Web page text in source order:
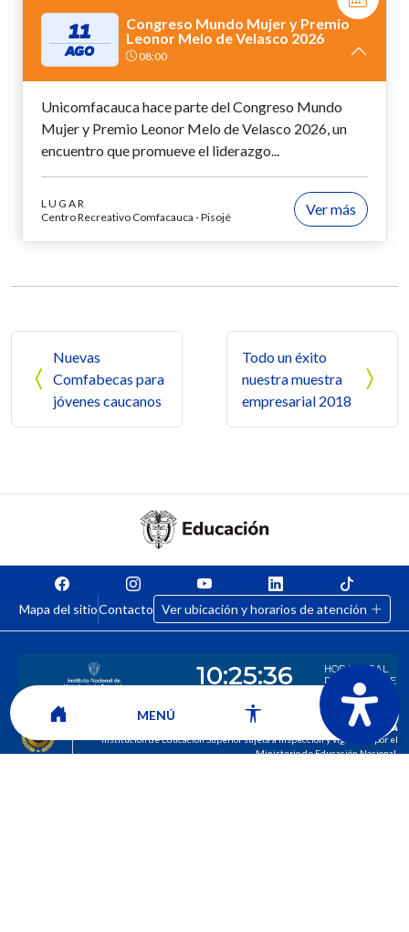
11
AGO
Congreso Mundo Mujer y Premio
Leonor Melo de Velasco 2026
08:00
Unicomfacauca hace parte del Congreso Mundo
Mujer y Premio Leonor Melo de Velasco 2026, un
encuentro que promueve el liderazgo...
LUGAR
Centro Recreativo Comfacauca - Pisojé
Ver más
Nuevas
Comfabecas para
jóvenes caucanos
Todo un éxito
nuestra muestra
empresarial 2018
Mapa del sitioContacto Ver ubicación y horarios de atención
CORPORACIÓN UNIVERSITARIA COMFACAUCA - UNICOMFACAUCA
Institución de Educación Superior sujeta a inspección y vigilancia por el
Ministerio de Educación Nacional.
MENÚ